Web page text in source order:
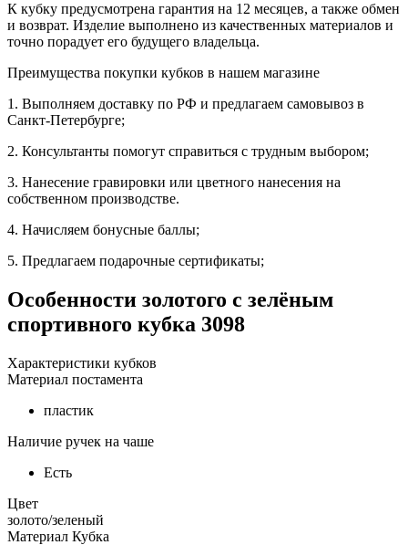
К кубку предусмотрена гарантия на 12 месяцев, а также обмен
и возврат. Изделие выполнено из качественных материалов и
точно порадует его будущего владельца.
Преимущества покупки кубков в нашем магазине
1. Выполняем доставку по РФ и предлагаем самовывоз в
Санкт-Петербурге;
2. Консультанты помогут справиться с трудным выбором;
3. Нанесение гравировки или цветного нанесения на
собственном производстве.
4. Начисляем бонусные баллы;
5. Предлагаем подарочные сертификаты;
Особенности золотого с зелёным
спортивного кубка 3098
Характеристики кубков
Материал постамента
пластик
Наличие ручек на чаше
Есть
Цвет
золото/зеленый
Материал Кубка